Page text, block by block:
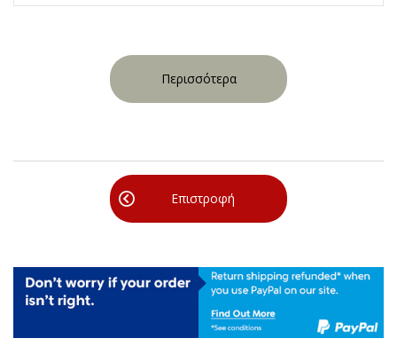
Περισσότερα
Επιστροφή